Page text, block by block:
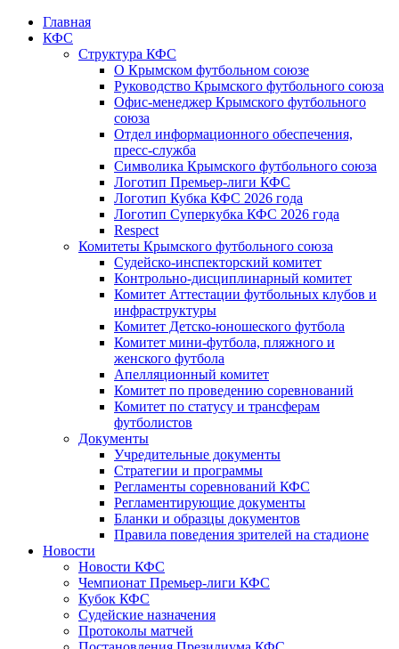
Главная
КФС
Структура КФС
О Крымском футбольном союзе
Руководство Крымского футбольного союза
Офис-менеджер Крымского футбольного
союза
Отдел информационного обеспечения,
пресс-служба
Символика Крымского футбольного союза
Логотип Премьер-лиги КФС
Логотип Кубка КФС 2026 года
Логотип Суперкубка КФС 2026 года
Respect
Комитеты Крымского футбольного союза
Судейско-инспекторский комитет
Контрольно-дисциплинарный комитет
Комитет Аттестации футбольных клубов и
инфраструктуры
Комитет Детско-юношеского футбола
Комитет мини-футбола, пляжного и
женского футбола
Апелляционный комитет
Комитет по проведению соревнований
Комитет по статусу и трансферам
футболистов
Документы
Учредительные документы
Стратегии и программы
Регламенты соревнований КФС
Регламентирующие документы
Бланки и образцы документов
Правила поведения зрителей на стадионе
Новости
Новости КФС
Чемпионат Премьер-лиги КФС
Кубок КФС
Судейские назначения
Протоколы матчей